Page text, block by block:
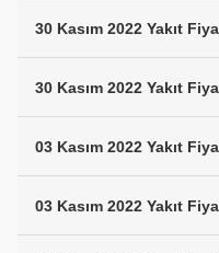
30 Kasım 2022 Yakıt
30 Kasım 2022 Yakıt
03 Kasım 2022 Yakıt
03 Kasım 2022 Yakıt